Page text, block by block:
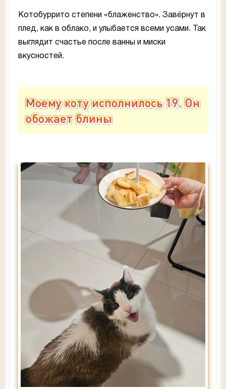
Котобуррито степени «блаженство». Завёрнут в
плед, как в облако, и улыбается всеми усами. Так
выглядит счастье после ванны и миски
вкусностей.
Моему коту исполнилось 19. Он
обожает блины